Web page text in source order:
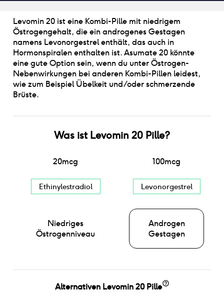
Levomin 20 ist eine Kombi-Pille mit niedrigem
Östrogengehalt, die ein androgenes Gestagen
namens Levonorgestrel enthält, das auch in
Hormonspiralen enthalten ist. Asumate 20 könnte
eine gute Option sein, wenn du unter Östrogen-
Nebenwirkungen bei anderen Kombi-Pillen leidest,
wie zum Beispiel Übelkeit und/oder schmerzende
Brüste.
Was istLevomin 20 Pille?
20mcg
Ethinylestradiol
Niedriges
Östrogenniveau
100mcg
Levonorgestrel
Androgen
Gestagen
Alternativen Levomin 20 Pille